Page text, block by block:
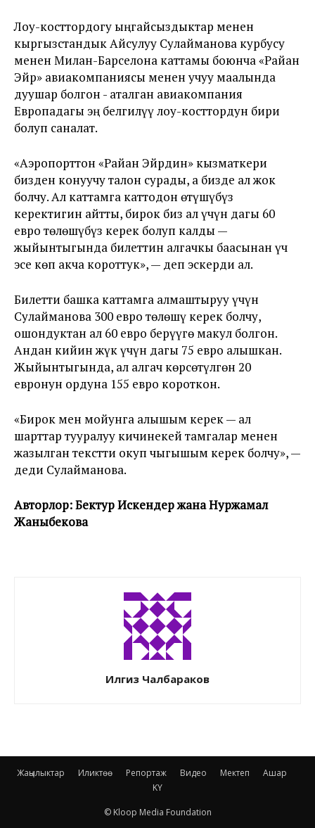
Лоу-косттордогу ыңгайсыздыктар менен
кыргызстандык Айсулуу Сулайманова курбусу
менен Милан-Барселона каттамы боюнча «Райан
Эйр» авиакомпаниясы менен учуу маалында
дуушар болгон - аталган авиакомпания
Европадагы эң белгилүү лоу-косттордун бири
болуп саналат.
«Аэропорттон «Райан Эйрдин» кызматкери
бизден конуучу талон сурады, а бизде ал жок
болчу. Ал каттамга каттодон өтүшүбүз
керектигин айтты, бирок биз ал үчүн дагы 60
евро төлөшүбүз керек болуп калды —
жыйынтыгында билеттин алгачкы баасынан үч
эсе көп акча короттук», — деп эскерди ал.
Билетти башка каттамга алмаштыруу үчүн
Сулайманова 300 евро төлөшү керек болчу,
ошондуктан ал 60 евро берүүгө макул болгон.
Андан кийин жүк үчүн дагы 75 евро алышкан.
Жыйынтыгында, ал алгач көрсөтүлгөн 20
евронун ордуна 155 евро короткон.
«Бирок мен мойунга алышым керек — ал
шарттар тууралуу кичинекей тамгалар менен
жазылган текстти окуп чыгышым керек болчу», —
деди Сулайманова.
Авторлор: Бектур Искендер жана Нуржамал
Жаныбекова
Илгиз Чалбараков
Жаңылыктар Иликтөө Репортаж Видео Мектеп
Ашар
KY
© Kloop Media Foundation